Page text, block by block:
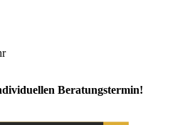
Beratungstermin!